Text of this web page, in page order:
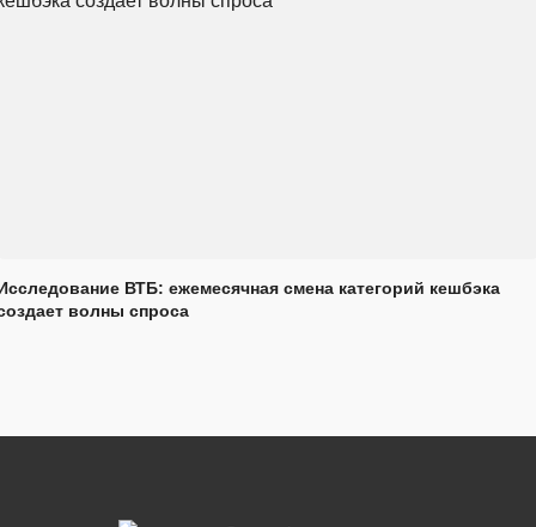
ВТБ: ежемесячная смена категорий кешбэка
волны спроса